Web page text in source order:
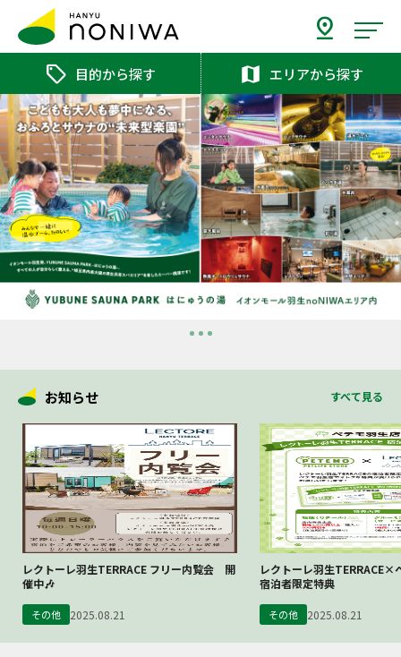
pin_drop
sell 目的から探す map エリアから探す
ホ
ー
ム
noNIWA
と
は？
体
験
っ
と
し
お知らせ すべて見る
レクトーレ羽生TERRACE フリー内覧会 開
催中🎶
その他 2025.08.21
レクトーレ羽生
宿泊者限定特典
その他 2025.08.21